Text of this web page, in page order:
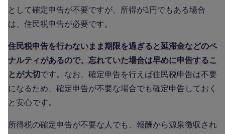
として確定申告が不要ですが、所得が1円でもある場合
は、住民税申告が必要です。
住民税申告を行わないまま期限を過ぎると延滞金などのペ
ナルティがあるので、忘れていた場合は早めに申告するこ
とが大切 です。なお、確定申告を行えば住民税申告は不要
になるため、確定申告が不要な場合でも確定申告しておく
と安心です。
所得税の確定申告が不要な人でも、報酬から源泉徴収され